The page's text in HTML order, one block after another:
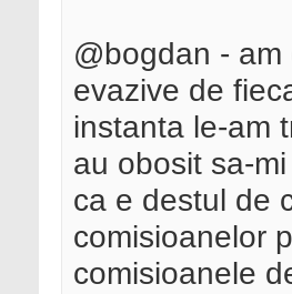
@bogdan -
evazive de
instanta le-am
au obosit sa-
ca e destul de
comisioanelor
comisioanele